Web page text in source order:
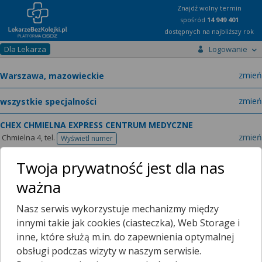
Znajdź wolny termin
spośród 14 949 401
dostępnych na najbliższy rok
Dla Lekarza Logowanie
zmień
zmień
CHEX CHMIELNA EXPRESS CENTRUM MEDYCZNE
Chmielna 4,tel. Wyświetl numer
telefonu zmień
Lekarze O placówce
Terminarze Filtrowanie wyników
Gabinet Diagnostyczno Zabiegowy
Twoja prywatność jest dla nas
ważna
Nasz serwis wykorzystuje mechanizmy między
innymi takie jak cookies (ciasteczka), Web Storage i
inne, które służą m.in. do zapewnienia optymalnej
obsługi podczas wizyty w naszym serwisie.